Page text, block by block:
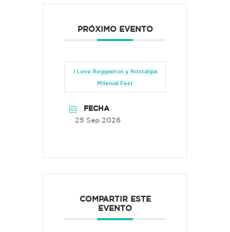
PRÓXIMO EVENTO
I Love Reggaeton y Nostalgia
Milenial Fest
FECHA
25 Sep 2026
COMPARTIR ESTE
EVENTO